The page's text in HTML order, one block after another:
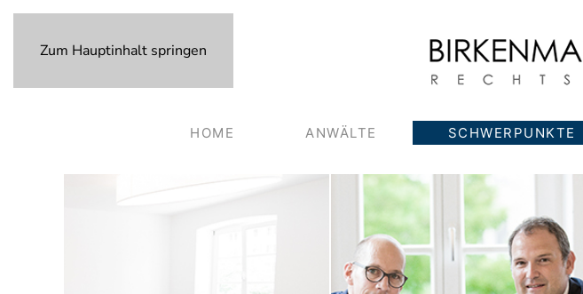
Zum Hauptinhalt springen
HOME ANWÄLTE SCHWERPUNKTE